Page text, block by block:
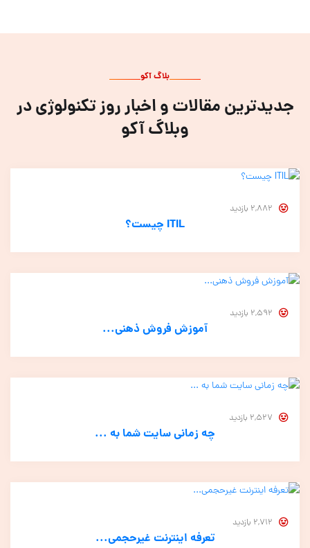
بلاگ آکو
جدیدترین مقالات و اخبار روز تکنولوژی در
وبلاگ آکو
2,882 بازدید
ITIL چیست؟
2,592 بازدید
آموزش فروش ذهنی...
2,527 بازدید
چه زمانی سایت شما به ...
2,712 بازدید
تعرفه اینترنت غیرحجمی...